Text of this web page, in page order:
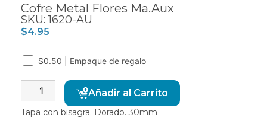
Cofre Metal Flores Ma.Aux
SKU: 1620-AU
$4.95
$0.50 | Empaque de regalo
Añadir al Carrito
Tapa con bisagra. Dorado. 30mm